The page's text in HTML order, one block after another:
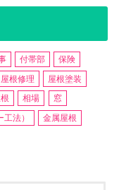
付帯部
保険
屋根修理
屋根塗装
相場
窓
法）
金属屋根